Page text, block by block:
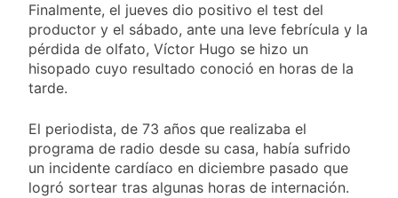
Finalmente, el jueves dio positivo el test del
productor y el sábado, ante una leve febrícula y la
pérdida de olfato, Víctor Hugo se hizo un
hisopado cuyo resultado conoció en horas de la
tarde.
El periodista, de 73 años que realizaba el
programa de radio desde su casa, había sufrido
un incidente cardíaco en diciembre pasado que
logró sortear tras algunas horas de internación.